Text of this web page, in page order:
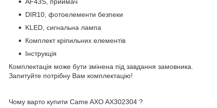
DIR10, фотоелементи безпеки
KLED, сигнальна лампа
Комплект кріпильних елементів
Інструкція
Комплектація може бути змінена під завдання замовника.
Запитуйте потрібну Вам комплектацію!
Чому варто купити Came AXO AX302304 ?